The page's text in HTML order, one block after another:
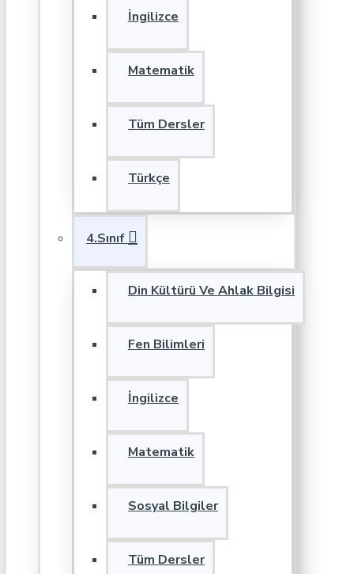
İngilizce
Matematik
Tüm Dersler
Türkçe
4.Sınıf
Din Kültürü Ve Ahlak Bilgisi
Fen Bilimleri
İngilizce
Matematik
Sosyal Bilgiler
Tüm Dersler